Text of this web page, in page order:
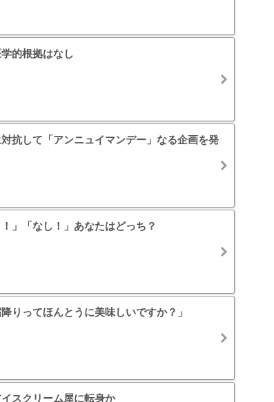
的根拠はなし
抗して「アンニュイマンデー」なる企画を発
」「なし！」あなたはどっち？
りってほんとうに美味しいですか？」
スクリーム屋に転身か